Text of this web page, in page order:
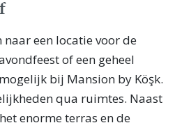
een locatie voor de
of een geheel
bij Mansion by Köşk.
qua ruimtes. Naast
enorme terras en de